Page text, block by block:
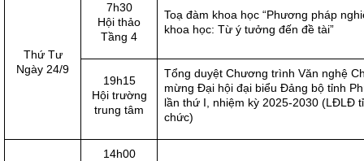
Thứ Tư
Ngày 24/9
7h30
Hội thảo
Tầng 4
Toạ đàm khoa học “Phương pháp
khoa học: Từ ý tưởng đến đề tài”
19h15
Hội trường
trung tâm
Tổng duyệt Chương trình Văn nghệ
mừng Đại hội đại biểu Đảng bộ tỉnh
lần thứ I, nhiệm kỳ 2025-2030 (LĐLĐ
chức)
14h00